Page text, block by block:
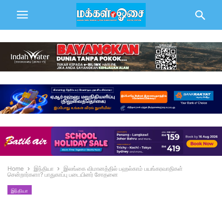
Home இந்தியா
இலங்கை விமானத்தில் பஹல்காம் பயங்கரவாதிகள்
சென்றார்களா? பாதுகாப்பு படையினர் சோதனை
இந்தியா